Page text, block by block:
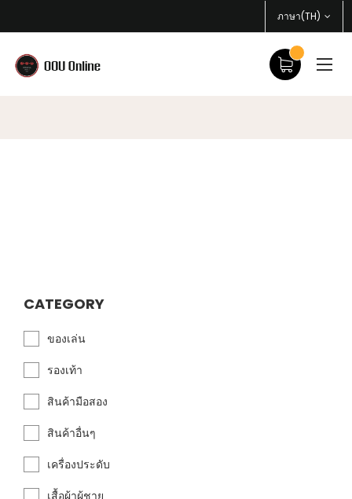
ภาษา(TH)
CATEGORY
ของเล่น
รองเท้า
สินค้ามือสอง
สินค้าอื่นๆ
เครื่องประดับ
เสื้อผ้าผู้ชาย